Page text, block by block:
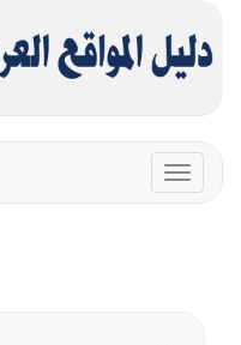
Toggle
navigation